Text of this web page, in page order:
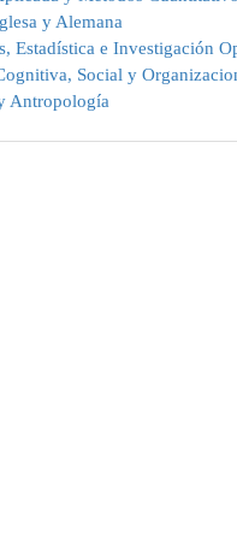
y Alemana
Estadística e Investigación
Social y
Antropología